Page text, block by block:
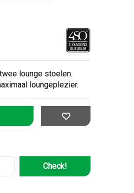
lounge stoelen.
loungeplezier.
Check!